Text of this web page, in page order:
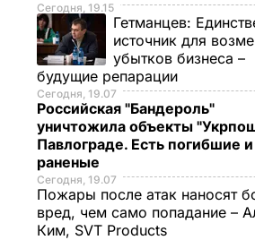
Сегодня, 19.15
Гетманцев:
источник для
убытков бизнеса –
будущие репарации
Сегодня, 19.07
Российская "Бандероль"
уничтожила объекты
Павлограде. Есть погибшие и
раненые
Сегодня, 19.07
Пожары после атак наносят
вред, чем само попадание –
Ким, SVT Products